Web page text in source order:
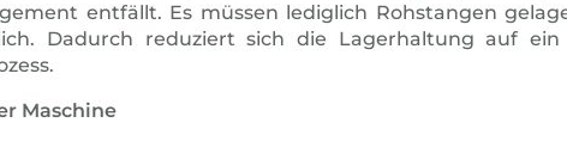
entfällt. Es müssen lediglich Rohstangen
Dadurch reduziert sich die Lagerhaltung auf
Maschine